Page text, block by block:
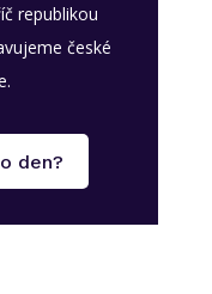
republikou
české
den?